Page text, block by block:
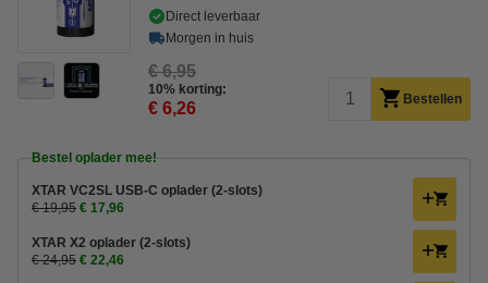
Direct leverbaar
Morgen in huis
€ 6,95
10% korting:
€ 6,26 Bestellen
Bestel oplader mee!
XTAR VC2SL USB-C oplader (2-slots)
€ 19,95 € 17,96
XTAR X2 oplader (2-slots)
€ 24,95 € 22,46